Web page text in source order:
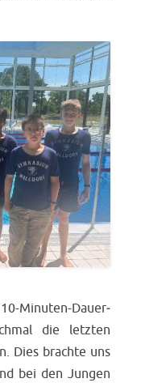
Minuten-Dauer­
die letzten
Dies brachte uns
bei den Jungen